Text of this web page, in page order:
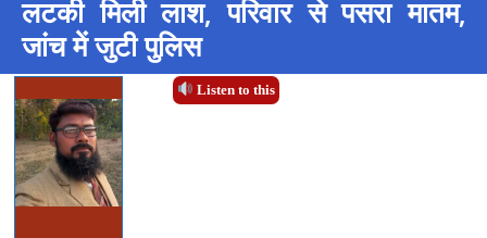
लटकी मिली लाश, परिवार से पसरा मातम,
जांच में जुटी पुलिस
Listen to this